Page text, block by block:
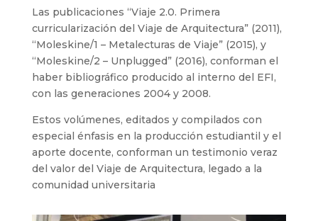
Las publicaciones “Viaje 2.0. Primera
curricularización del Viaje de Arquitectura” (2011),
“Moleskine/1 – Metalecturas de Viaje” (2015), y
“Moleskine/2 – Unplugged” (2016), conforman el
haber bibliográfico producido al interno del EFI,
con las generaciones 2004 y 2008.
Estos volúmenes, editados y compilados con
especial énfasis en la producción estudiantil y el
aporte docente, conforman un testimonio veraz
del valor del Viaje de Arquitectura, legado a la
comunidad universitaria